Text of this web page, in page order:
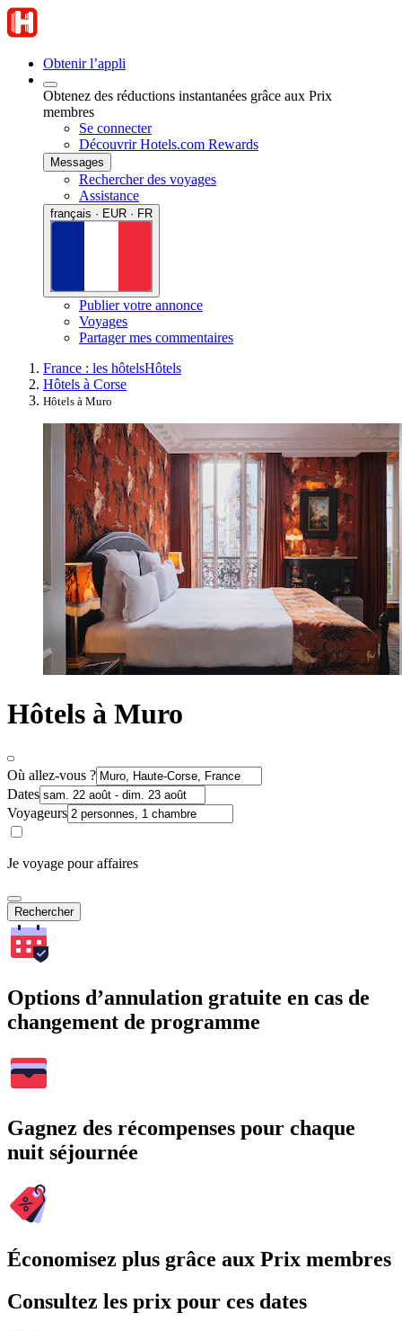
Obtenir l’appli
Obtenez des réductions instantanées grâce aux Prix
membres
Se connecter
Découvrir Hotels.com Rewards
Messages
Rechercher des voyages
Assistance
français · EUR · FR
Publier votre annonce
Voyages
Partager mes commentaires
France : les hôtelsHôtels
Hôtels à Corse
Hôtels à Muro
Hôtels à Muro
Où allez-vous ?
Dates
Voyageurs
Je voyage pour affaires
Rechercher
Options d’annulation gratuite en cas de
changement de programme
Gagnez des récompenses pour chaque
nuit séjournée
Économisez plus grâce aux Prix membres
Consultez les prix pour ces dates